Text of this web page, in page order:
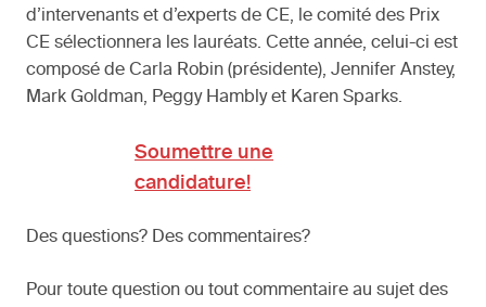
d’intervenants et d’experts de CE, le comité des Prix
CE sélectionnera les lauréats. Cette année, celui-ci est
composé de Carla Robin (présidente), Jennifer Anstey,
Mark Goldman, Peggy Hambly et Karen Sparks.
Soumettre une
candidature!
Des questions? Des commentaires?
Pour toute question ou tout commentaire au sujet des